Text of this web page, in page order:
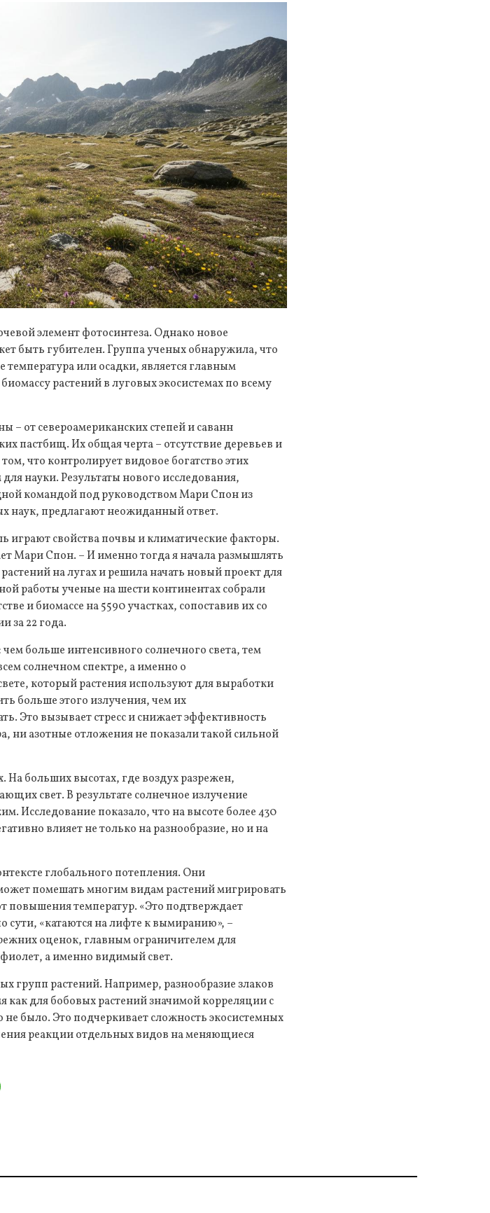
элемент фотосинтеза. Однако новое
быть губителен. Группа ученых обнаружила, что
или осадки, является главным
растений в луговых экосистемах по всему
– от североамериканских степей и саванн
пастбищ. Их общая черта – отсутствие деревьев и
что контролирует видовое богатство этих
науки. Результаты нового исследования,
командой под руководством Мари Спон из
наук, предлагают неожиданный ответ.
играют свойства почвы и климатические факторы.
Мари Спон. – И именно тогда я начала размышлять
на лугах и решила начать новый проект для
работы ученые на шести континентах собрали
и биомассе на 5590 участках, сопоставив их со
за 22 года.
больше интенсивного солнечного света, тем
солнечном спектре, а именно о
который растения используют для выработки
больше этого излучения, чем их
Это вызывает стресс и снижает эффективность
ни азотные отложения не показали такой сильной
На больших высотах, где воздух разрежен,
свет. В результате солнечное излучение
Исследование показало, что на высоте более 430
влияет не только на разнообразие, но и на
глобального потепления. Они
помешать многим видам растений мигрировать
повышения температур. «Это подтверждает
сути, «катаются на лифте к вымиранию», –
оценок, главным ограничителем для
а именно видимый свет.
групп растений. Например, разнообразие злаков
как для бобовых растений значимой корреляции с
было. Это подчеркивает сложность экосистемных
реакции отдельных видов на меняющиеся